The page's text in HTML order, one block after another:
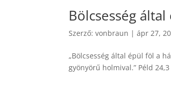
Bölcsesség
Szerző:vonbraun |ápr 27,
„Bölcsesség által épül föl a
gyönyörű holmival.” Péld 24,3